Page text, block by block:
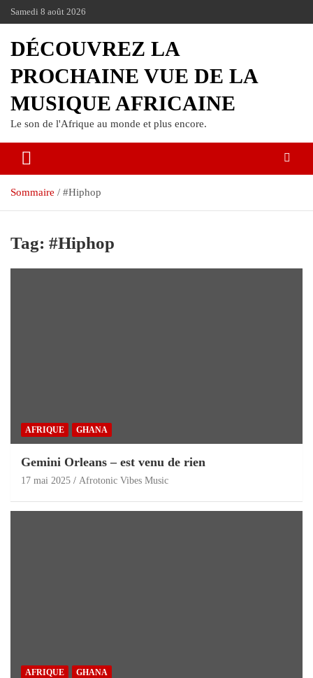
Samedi 8 août 2026
DÉCOUVREZ LA
PROCHAINE VUE DE LA
MUSIQUE AFRICAINE
Le son de l'Afrique au monde et plus encore.
Sommaire #Hiphop
Tag: #Hiphop
AFRIQUE GHANA
Gemini Orleans – est venu de rien
17 mai 2025 Afrotonic Vibes Music
AFRIQUE GHANA